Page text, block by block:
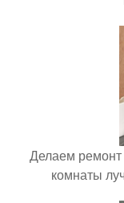
Делаем ремонт
комнаты